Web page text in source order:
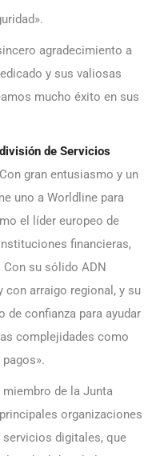
agradecimiento a
y sus valiosas
mucho éxito en sus
de Servicios
gran entusiasmo y un
uno a Worldline para
el líder europeo de
financieras,
su sólido ADN
arraigo regional, y su
de confianza para ayudar
complejidades como
de la Junta
organizaciones
digitales, que